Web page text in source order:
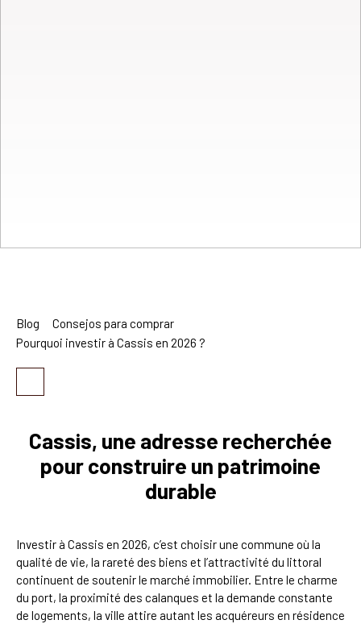
Blog
Consejos para comprar
Pourquoi investir à Cassis en 2026 ?
Cassis, une adresse recherchée
pour construire un patrimoine
durable
Investir à Cassis en 2026, c’est choisir une commune où la
qualité de vie, la rareté des biens et l’attractivité du littoral
continuent de soutenir le marché immobilier. Entre le charme
du port, la proximité des calanques et la demande constante
de logements, la ville attire autant les acquéreurs en résidence